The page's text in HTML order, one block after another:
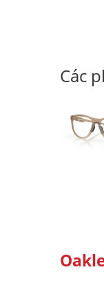
Các